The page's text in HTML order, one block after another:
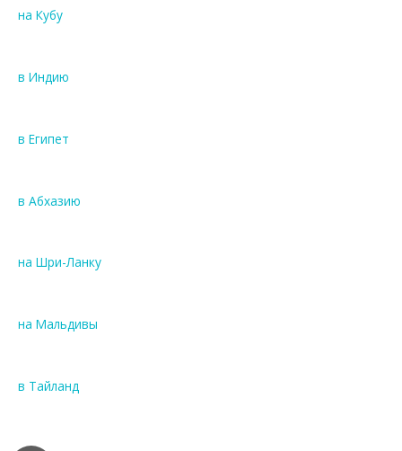
на Кубу
в Индию
в Египет
в Абхазию
на Шри-Ланку
на Мальдивы
в Тайланд